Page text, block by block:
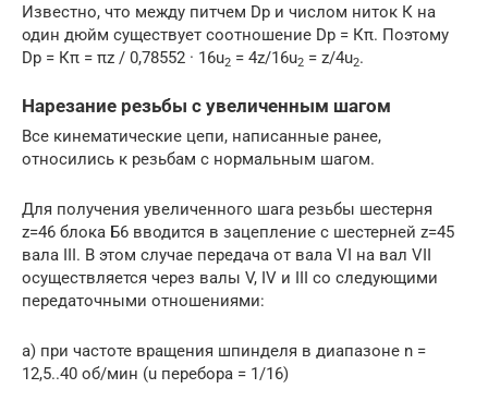
Известно, что между питчем Dp и числом ниток К на
один дюйм существует соотношение Dр = Кπ. Поэтому
Dp = Кπ = πz / 0,78552 · 16u2 = 4z/16u2 = z/4u2.
Нарезание резьбы с увеличенным шагом
Все кинематические цепи, написанные ранее,
относились к резьбам с нормальным шагом.
Для получения увеличенного шага резьбы шестерня
z=46 блока Б6 вводится в зацепление с шестерней z=45
вала III. В этом случае передача от вала VI на вал VII
осуществляется через валы V, IV и III со следующими
передаточными отношениями:
а) при частоте вращения шпинделя в диапазоне n =
12,5..40 об/мин (u перебора = 1/16)